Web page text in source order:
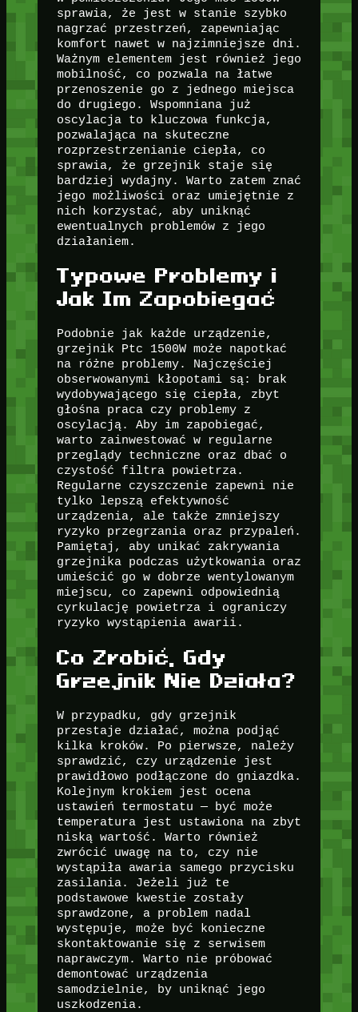
sprawia, że jest w stanie szybko
nagrzać przestrzeń, zapewniając
komfort nawet w najzimniejsze dni.
Ważnym elementem jest również jego
mobilność, co pozwala na łatwe
przenoszenie go z jednego miejsca
do drugiego. Wspomniana już
oscylacja to kluczowa funkcja,
pozwalająca na skuteczne
rozprzestrzenianie ciepła, co
sprawia, że grzejnik staje się
bardziej wydajny. Warto zatem znać
jego możliwości oraz umiejętnie z
nich korzystać, aby uniknąć
ewentualnych problemów z jego
działaniem.
Typowe Problemy i
Jak Im Zapobiegać
Podobnie jak każde urządzenie,
grzejnik Ptc 1500W może napotkać
na różne problemy. Najczęściej
obserwowanymi kłopotami są: brak
wydobywającego się ciepła, zbyt
głośna praca czy problemy z
oscylacją. Aby im zapobiegać,
warto zainwestować w regularne
przeglądy techniczne oraz dbać o
czystość filtra powietrza.
Regularne czyszczenie zapewni nie
tylko lepszą efektywność
urządzenia, ale także zmniejszy
ryzyko przegrzania oraz przypaleń.
Pamiętaj, aby unikać zakrywania
grzejnika podczas użytkowania oraz
umieścić go w dobrze wentylowanym
miejscu, co zapewni odpowiednią
cyrkulację powietrza i ograniczy
ryzyko wystąpienia awarii.
Co Zrobić, Gdy
Grzejnik Nie Działa?
W przypadku, gdy grzejnik
przestaje działać, można podjąć
kilka kroków. Po pierwsze, należy
sprawdzić, czy urządzenie jest
prawidłowo podłączone do gniazdka.
Kolejnym krokiem jest ocena
ustawień termostatu — być może
temperatura jest ustawiona na zbyt
niską wartość. Warto również
zwrócić uwagę na to, czy nie
wystąpiła awaria samego przycisku
zasilania. Jeżeli już te
podstawowe kwestie zostały
sprawdzone, a problem nadal
występuje, może być konieczne
skontaktowanie się z serwisem
naprawczym. Warto nie próbować
demontować urządzenia
samodzielnie, by uniknąć jego
uszkodzenia.